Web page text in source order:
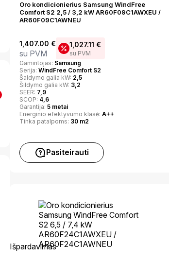
Oro kondicionierius Samsung WindFree
Comfort S2 2,5 / 3,2 kW AR60F09C1AWXEU /
AR60F09C1AWNEU
1,407.00 €
su PVM
1,027.11 €
su PVM
Gamintojas: Samsung
Serija: WindFree Comfort S2
Šaldymo galia kW: 2,5
Šildymo galia kW: 3,2
SEER: 7,9
SCOP: 4,6
Garantija: 5 metai
Energinio efektyvumo klasė: A++
Tinka patalpoms: 30 m2
Pasiteirauti
Išpardavimas